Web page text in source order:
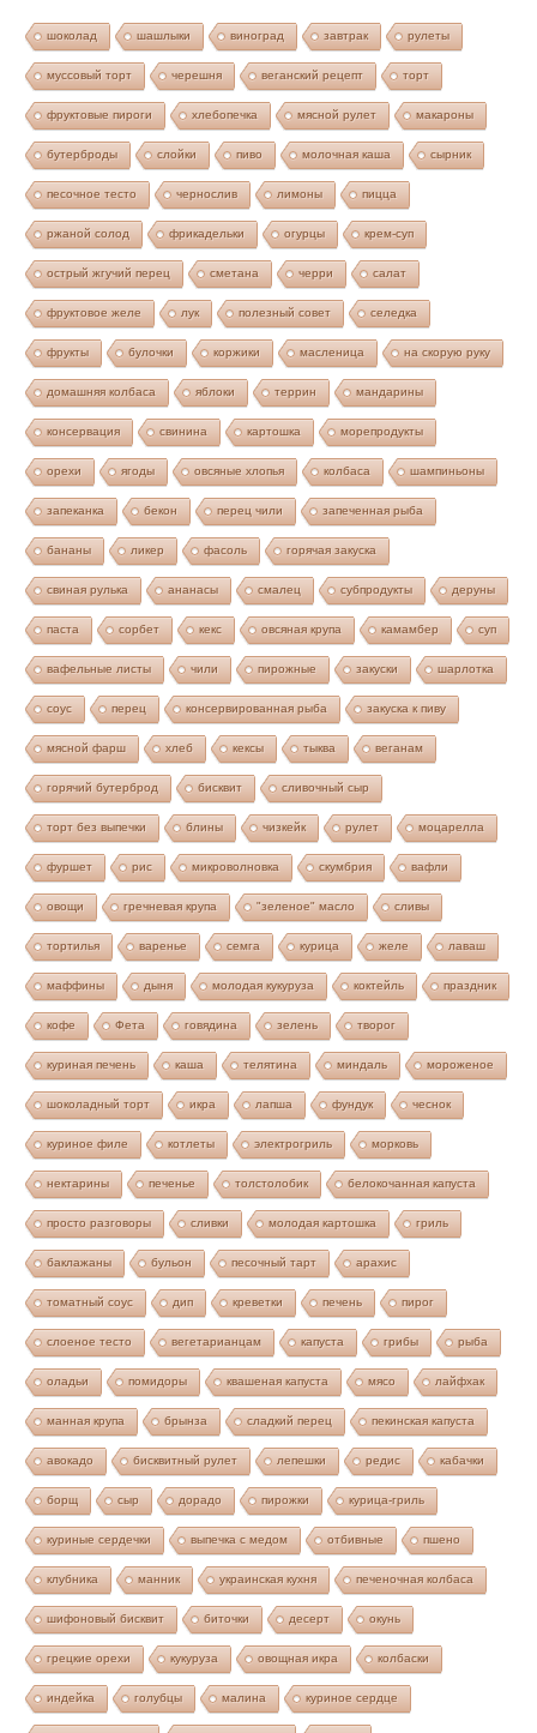
шоколад шашлыки виноград завтрак рулеты
муссовый торт черешня веганский рецепт торт
фруктовые пироги хлебопечка мясной рулет макароны
бутерброды слойки пиво молочная каша сырник
песочное тесто чернослив лимоны пицца
ржаной солод фрикадельки огурцы крем-суп
острый жгучий перец сметана черри салат
фруктовое желе лук полезный совет селедка
фрукты булочки коржики масленица на скорую руку
домашняя колбаса яблоки террин мандарины
консервация свинина картошка морепродукты
орехи ягоды овсяные хлопья колбаса шампиньоны
запеканка бекон перец чили запеченная рыба
бананы ликер фасоль горячая закуска
свиная рулька ананасы смалец субпродукты деруны
паста сорбет кекс овсяная крупа камамбер суп
вафельные листы чили пирожные закуски шарлотка
соус перец консервированная рыба закуска к пиву
мясной фарш хлеб кексы тыква веганам
горячий бутерброд бисквит сливочный сыр
торт без выпечки блины чизкейк рулет моцарелла
фуршет рис микроволновка скумбрия вафли
овощи гречневая крупа "зеленое" масло сливы
тортилья варенье семга курица желе лаваш
маффины дыня молодая кукуруза коктейль праздник
кофе Фета говядина зелень творог
куриная печень каша телятина миндаль мороженое
шоколадный торт икра лапша фундук чеснок
куриное филе котлеты электрогриль морковь
нектарины печенье толстолобик белокочанная капуста
просто разговоры сливки молодая картошка гриль
баклажаны бульон песочный тарт арахис
томатный соус дип креветки печень пирог
слоеное тесто вегетарианцам капуста грибы рыба
оладьи помидоры квашеная капуста мясо лайфхак
манная крупа брынза сладкий перец пекинская капуста
авокадо бисквитный рулет лепешки редис кабачки
борщ сыр дорадо пирожки курица-гриль
куриные сердечки выпечка с медом отбивные пшено
клубника манник украинская кухня печеночная колбаса
шифоновый бисквит биточки десерт окунь
грецкие орехи кукуруза овощная икра колбаски
индейка голубцы малина куриное сердце